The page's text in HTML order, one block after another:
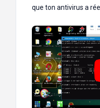
que ton antivirus a